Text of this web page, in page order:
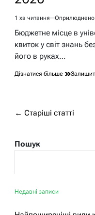
Орієнтовний
час
1 хв читання Оприлюднено
Бюджетне місце в
квиток у світ знань
його в руках…
Дізнатися більше
Навігація
записами
← Старіші статті
Пошук
Недавні записи